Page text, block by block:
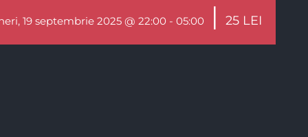
19 septembrie 2025 @ 22:00 - 05:00 | 25 LEI